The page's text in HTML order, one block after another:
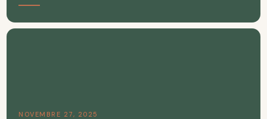
NOVEMBRE 27, 2025